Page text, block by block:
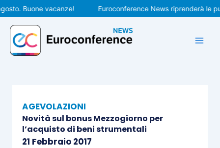
Vai
al
contenuto
Buone vacanze! Euroconference News riprenderà le
AGEVOLAZIONI
Novità sul bonus Mezzogiorno per
l’acquisto di beni strumentali
21 Febbraio 2017